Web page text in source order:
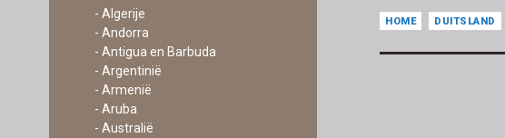
- Algerije
- Andorra
- Antigua en Barbuda
- Argentinië
- Armenië
- Aruba
- Australië
HOME DUITSLAND